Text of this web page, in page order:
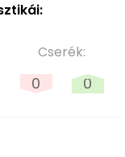
Cserék:
0 0